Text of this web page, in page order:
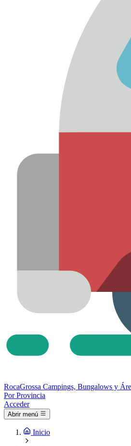
RocaGrossa Campings, Bungalows y
Por Provincia
Acceder
Abrir menú
Inicio